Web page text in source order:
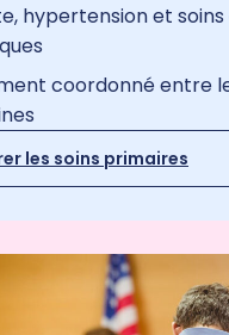
hypertension et
coordonné entre
les soins primaires